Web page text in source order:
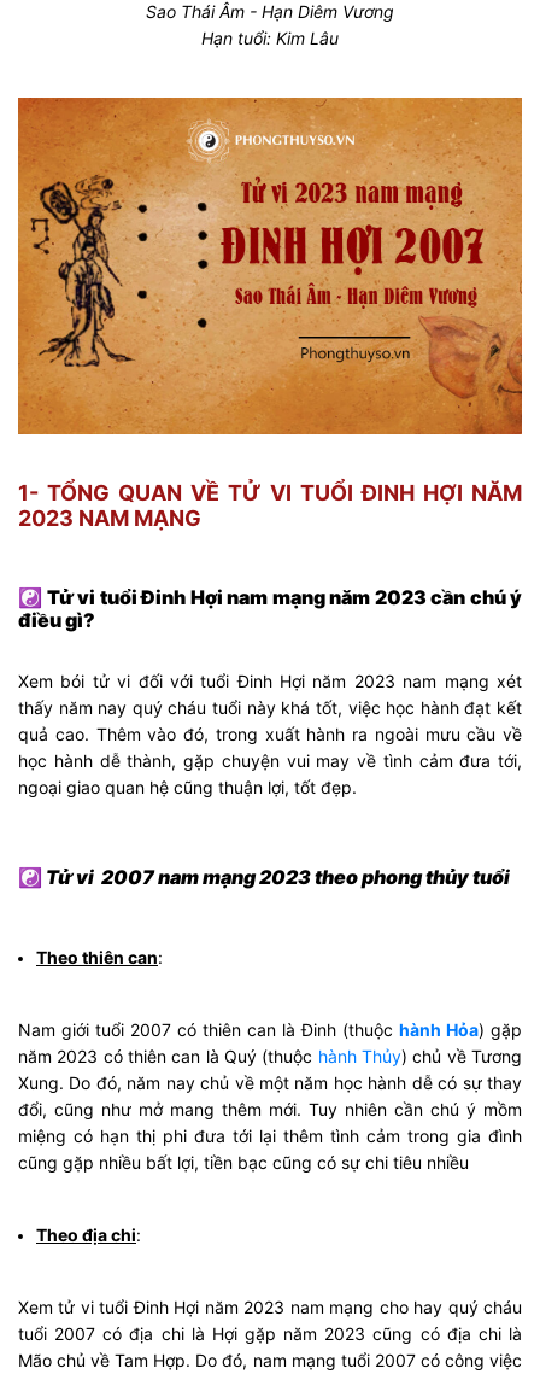
Sao Thái Âm - Hạn Diêm Vương
Hạn tuổi: Kim Lâu
1- TỔNG QUAN VỀ TỬ VI TUỔI ĐINH HỢI NĂM
2023 NAM MẠNG
☯ Tử vi tuổi Đinh Hợi nam mạng năm 2023 cần chú ý
điều gì?
Xem bói tử vi đối với tuổi Đinh Hợi năm 2023 nam mạng xét
thấy năm nay quý cháu tuổi này khá tốt, việc học hành đạt kết
quả cao. Thêm vào đó, trong xuất hành ra ngoài mưu cầu về
học hành dễ thành, gặp chuyện vui may về tình cảm đưa tới,
ngoại giao quan hệ cũng thuận lợi, tốt đẹp.
☯ Tử vi 2007 nam mạng 2023 theo phong thủy tuổi
Theo thiên can:
Nam giới tuổi 2007 có thiên can là Đinh (thuộc hành Hỏa) gặp
năm 2023 có thiên can là Quý (thuộc hành Thủy) chủ về Tương
Xung. Do đó, năm nay chủ về một năm học hành dễ có sự thay
đổi, cũng như mở mang thêm mới. Tuy nhiên cần chú ý mồm
miệng có hạn thị phi đưa tới lại thêm tình cảm trong gia đình
cũng gặp nhiều bất lợi, tiền bạc cũng có sự chi tiêu nhiều
Theo địa chi:
Xem tử vi tuổi Đinh Hợi năm 2023 nam mạng cho hay quý cháu
tuổi 2007 có địa chi là Hợi gặp năm 2023 cũng có địa chi là
Mão chủ về Tam Hợp. Do đó, nam mạng tuổi 2007 có công việc